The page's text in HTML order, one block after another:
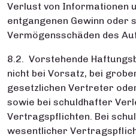
Verlust von Informationen
entgangenen Gewinn oder
Vermögensschäden des
8.2. Vorstehende
nicht bei Vorsatz, bei
gesetzlichen Vertreter
sowie bei schuldhafter
Vertragspflichten. Bei
wesentlicher